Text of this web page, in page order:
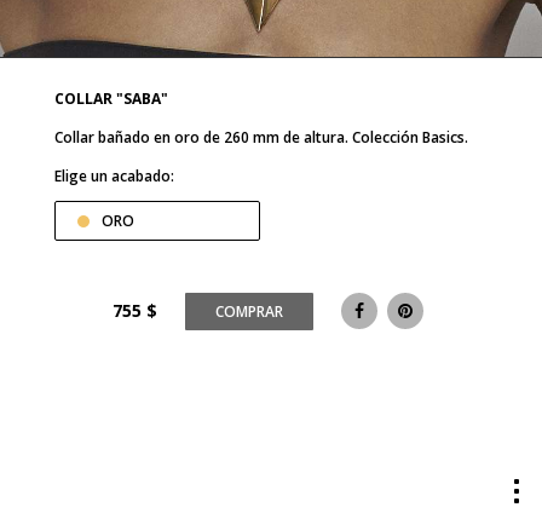
COLLAR "SABA"
Collar bañado en oro de 260 mm de altura. Colección Basics.
Elige un acabado:
ORO
755$ COMPRAR